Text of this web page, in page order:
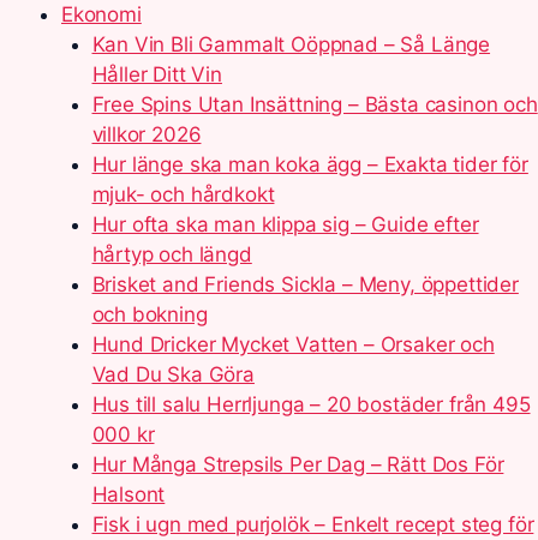
Ekonomi
Kan Vin Bli Gammalt Oöppnad – Så Länge
Håller Ditt Vin
Free Spins Utan Insättning – Bästa casinon och
villkor 2026
Hur länge ska man koka ägg – Exakta tider för
mjuk- och hårdkokt
Hur ofta ska man klippa sig – Guide efter
hårtyp och längd
Brisket and Friends Sickla – Meny, öppettider
och bokning
Hund Dricker Mycket Vatten – Orsaker och
Vad Du Ska Göra
Hus till salu Herrljunga – 20 bostäder från 495
000 kr
Hur Många Strepsils Per Dag – Rätt Dos För
Halsont
Fisk i ugn med purjolök – Enkelt recept steg för